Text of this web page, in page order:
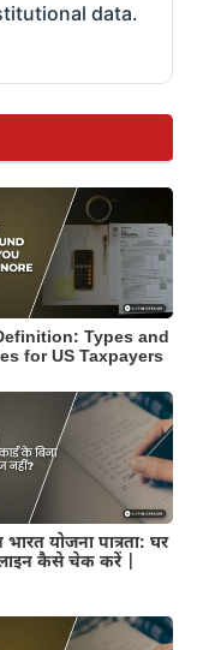
data.
Types and
for US Taxpayers
योजना पात्रता: घर
कैसे चेक करें |